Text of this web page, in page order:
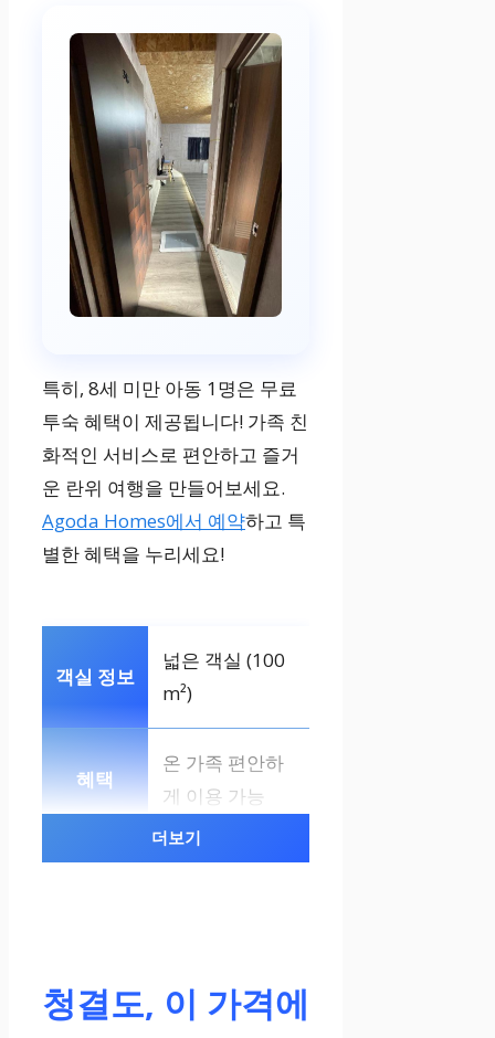
특히, 8세 미만 아동 1명은 무료
투숙 혜택이 제공됩니다! 가족 친
화적인 서비스로 편안하고 즐거
운 란위 여행을 만들어보세요.
Agoda Homes에서 예약하고 특
별한 혜택을 누리세요!
넓은 객실 (100
m²)
온 가족 편안하
게 이용 가능
맞춤
더보기
청결도, 이 가격에